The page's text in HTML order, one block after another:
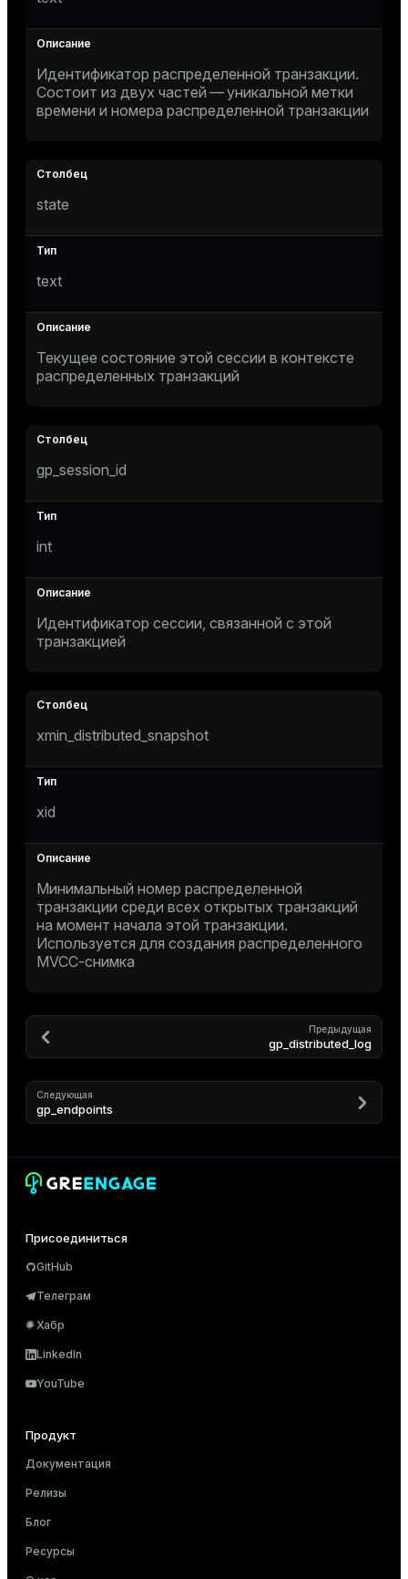
Идентификатор распределенной транзакции.
Состоит из двух частей — уникальной метки
времени и номера распределенной транзакции
state
text
Текущее состояние этой сессии в контексте
распределенных транзакций
gp_session_id
int
Идентификатор сессии, связанной с этой
транзакцией
xmin_distributed_snapshot
xid
Минимальный номер распределенной
транзакции среди всех открытых транзакций
на момент начала этой транзакции.
Используется для создания распределенного
MVCC-снимка
Предыдущая
gp_distributed_log
Следующая
gp_endpoints
Присоединиться
GitHub
Телеграм
Хабр
LinkedIn
YouTube
Продукт
Документация
Релизы
Блог
Ресурсы